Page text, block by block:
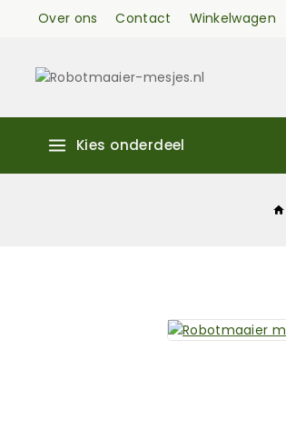
Over ons Contact Winkelwagen
Kies onderdeel